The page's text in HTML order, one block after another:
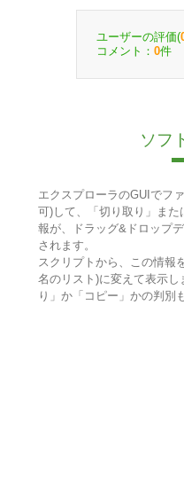
ユーザーの評価(
コメント： 0件
ソフ
エクスプローラのGUIでフ
可)して、「切り取り」ま
報が、ドラッグ&ドロップ
されます。
スクリプトから、この情報
名のリスト)に変えて表示
り」か「コピー」かの判別